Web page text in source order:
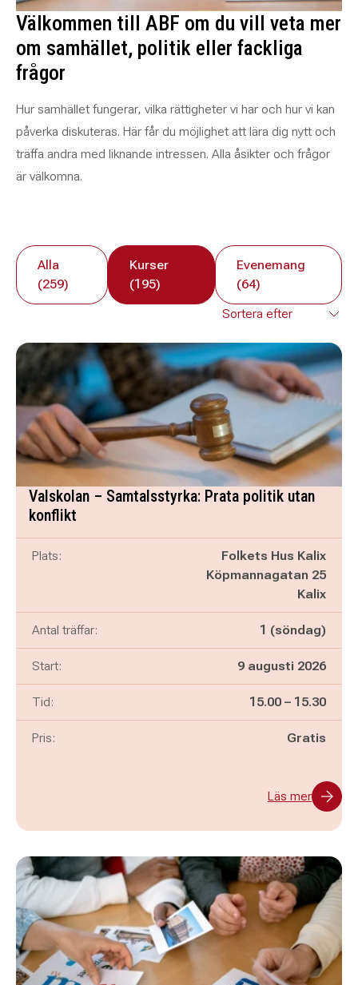
Välkommen till ABF om du vill veta mer
om samhället, politik eller fackliga
frågor
Hur samhället fungerar, vilka rättigheter vi har och hur vi kan
påverka diskuteras. Här får du möjlighet att lära dig nytt och
träffa andra med liknande intressen. Alla åsikter och frågor
är välkomna.
Alla
(259)
Kurser
(195)
Evenemang
(64)
Valskolan – Samtalsstyrka: Prata politik utan
konflikt
Plats:
Folkets Hus Kalix
Köpmannagatan 25
Kalix
Antal träffar: 1 (söndag)
Start: 9 augusti 2026
Tid: Pågår mellan
15.00 – och
15.30
Pris: Gratis
Läs mer